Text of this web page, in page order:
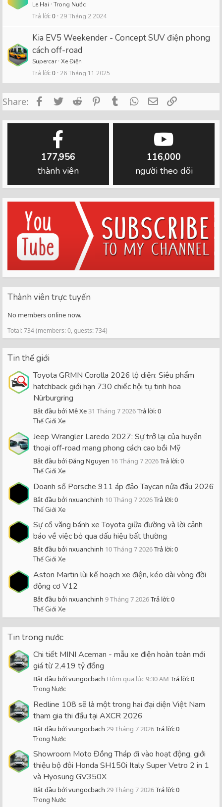
Le Hai Trong Nước
Trả lời 0 29 Tháng 2 2024
Kia EV5 Weekender - Concept SUV điện phong
cách off-road
Supercar Xe Điện
Trả lời 0 26 Tháng 11 2025
Share: FacebookTwitterReddit PinterestTumblrWhatsApp
Email
177,956
thành viên
116,000
người theo dõi
Thành viên trực tuyến
No members online now.
Total: 734 (members: 0, guests: 734)
Tin thế giới
Toyota GRMN Corolla 2026 lộ diện: Siêu phẩm
hatchback giới hạn 730 chiếc hội tụ tinh hoa
Nürburgring
Bắt đầu bởi Mê Xe31 Tháng 7 2026Trả lời: 0
Thế Giới Xe
Jeep Wrangler Laredo 2027: Sự trở lại của huyền
thoại off-road mang phong cách cao bồi Mỹ
Bắt đầu bởi Đăng Nguyen 16 Tháng 7 2026Trả lời: 0
Thế Giới Xe
Doanh số Porsche 911 áp đảo Taycan nửa đầu 2026
Bắt đầu bởi nxuanchinh 10 Tháng 7 2026Trả lời: 0
Thế Giới Xe
Sự cố văng bánh xe Toyota giữa đường và lời cảnh
báo về việc bỏ qua dấu hiệu bất thường
Bắt đầu bởi nxuanchinh 10 Tháng 7 2026Trả lời: 0
Thế Giới Xe
Aston Martin lùi kế hoạch xe điện, kéo dài vòng đời
động cơ V12
Bắt đầu bởi nxuanchinh 9 Tháng 7 2026Trả lời: 0
Thế Giới Xe
Tin trong nước
Chi tiết MINI Aceman - mẫu xe điện hoàn toàn mới
giá từ 2,419 tỷ đồng
Bắt đầu bởi vungocbach Hôm qua lúc 9:30 AM Trả lời: 0
Trong Nước
Redline 108 sẽ là một trong hai đại diện Việt Nam
tham gia thi đấu tại AXCR 2026
Bắt đầu bởi vungocbach 29 Tháng 7 2026Trả lời: 0
Trong Nước
Showroom Moto Đồng Tháp đi vào hoạt động, giới
thiệu bộ đôi Honda SH150i Italy Super Vetro 2 in 1
và Hyosung GV350X
Bắt đầu bởi vungocbach 29 Tháng 7 2026Trả lời: 0
Trong Nước